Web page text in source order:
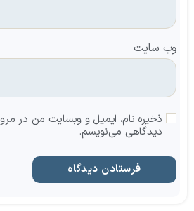
وب‌ سایت
ذخیره نام، ایمیل و وبسایت من در
دیدگاهی می‌نویسم.